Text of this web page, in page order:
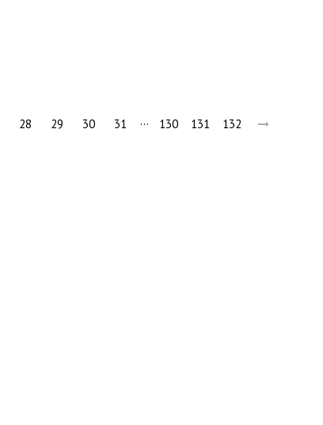
28 29 30 31 … 130 131 132